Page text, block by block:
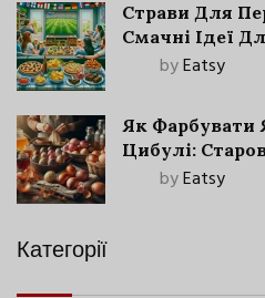
Страви Для
Смачні Ідеї
byEatsy
Як Фарбувати
Цибулі:
Сучасними
byEatsy
Категорії